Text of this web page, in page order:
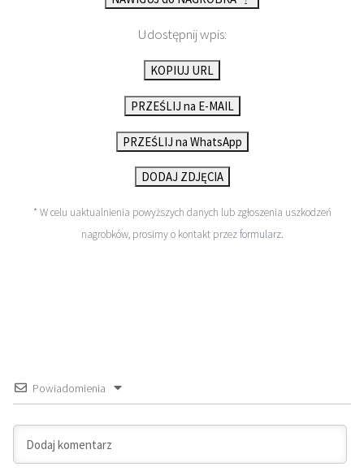
Udostępnij wpis:
KOPIUJ URL
PRZEŚLIJ na E-MAIL
PRZEŚLIJ na WhatsApp
DODAJ ZDJĘCIA
* W celu uaktualnienia powyższych danych lub zgłoszenia uszkodzeń
nagrobków, prosimy o kontakt przezformularz.
Powiadomienia